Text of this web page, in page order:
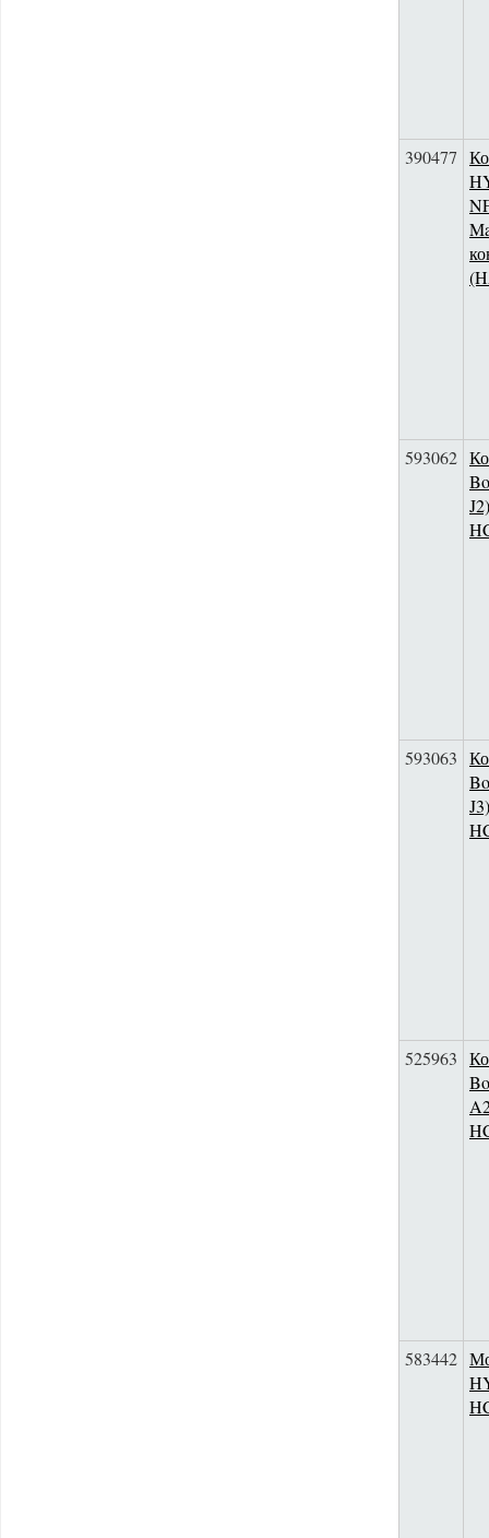
390477
593062
593063
525963
583442